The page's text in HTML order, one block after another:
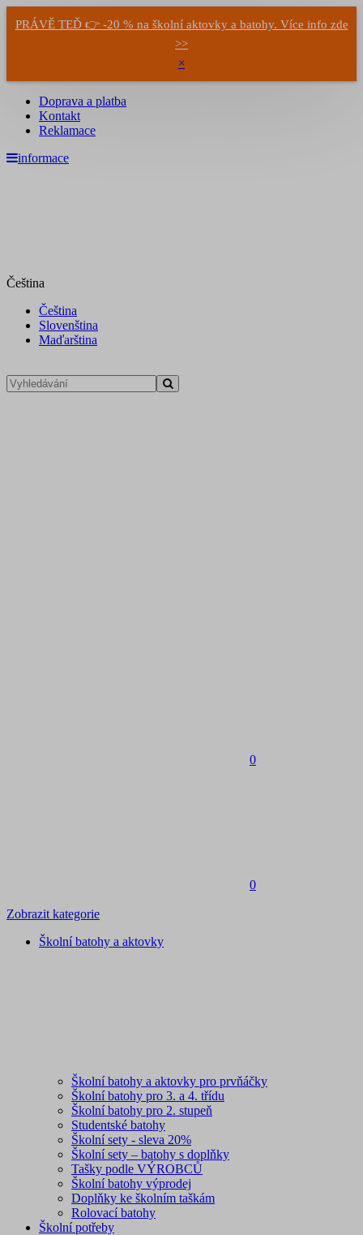
PRÁVĚ TEĎ 👉 -20 % na školní aktovky a batohy. Více info zde
>>
×
Doprava a platba
Kontakt
Reklamace
informace
Čeština
Čeština
Slovenština
Maďarština
0
0
Zobrazit kategorie
Školní batohy a aktovky
Školní batohy a aktovky pro prvňáčky
Školní batohy pro 3. a 4. třídu
Školní batohy pro 2. stupeň
Studentské batohy
Školní sety - sleva 20%
Školní sety – batohy s doplňky
Tašky podle VÝROBCŮ
Školní batohy výprodej
Doplňky ke školním taškám
Rolovací batohy
Školní potřeby